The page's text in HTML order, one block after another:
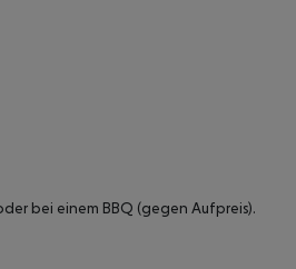
bei einem BBQ (gegen Aufpreis).